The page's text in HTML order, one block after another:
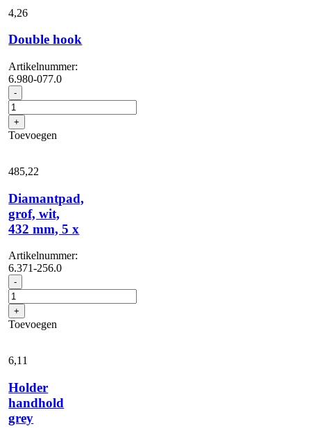
x
aantal
4,26
Double hook
Artikelnummer:
6.980-077.0
- Double
hook
aantal
+
Toevoegen
485,22
Diamantpad,
grof, wit,
432 mm, 5 x
Artikelnummer:
6.371-256.0
- Diamantpad,
grof,
wit,
432
mm,
x
aantal
+
Toevoegen
6,11
Holder
handhold
grey